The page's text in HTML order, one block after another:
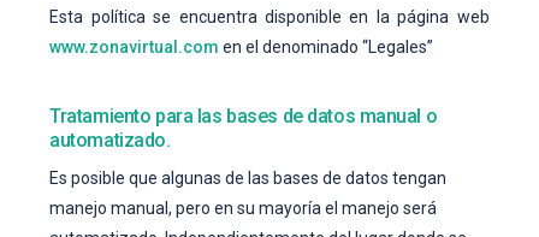
Esta política se encuentra disponible en la página web
www.zonavirtual.com en el denominado “Legales”
Tratamiento para las bases de datos manual o
automatizado.
Es posible que algunas de las bases de datos tengan
manejo manual, pero en su mayoría el manejo será